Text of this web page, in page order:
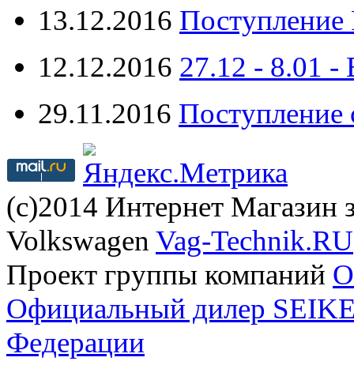
13.12.2016 Поступление
12.12.2016 27.12 -
29.11.2016 Поступление
(с)2014 Интернет Магазин
Volkswagen Vag-Technik.RU
Проект группы компаний
Официальный дилер
Федерации